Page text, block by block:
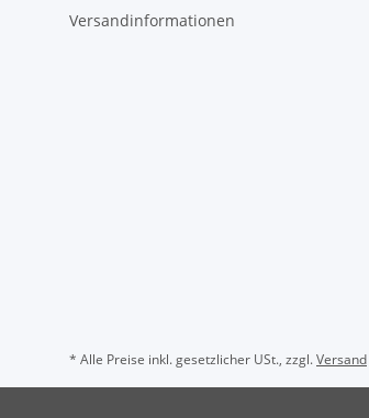
Versandinformationen
* Alle Preise inkl. gesetzlicher USt., zzgl.Versand